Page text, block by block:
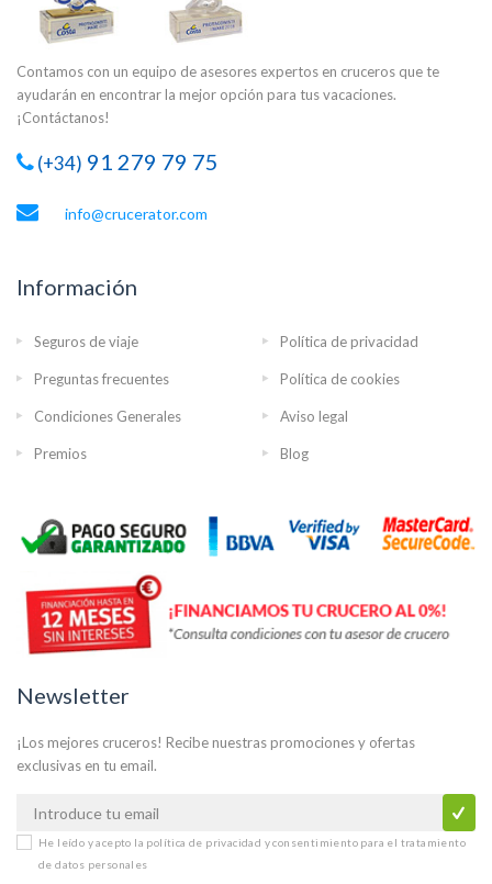
Contamos con un equipo de asesores expertos en cruceros que te
ayudarán en encontrar la mejor opción para tus vacaciones.
¡Contáctanos!
(+34) 91 279 79 75
info@crucerator.com
Información
Seguros de viaje Política de privacidad
Preguntas frecuentes Política de cookies
Condiciones Generales Aviso legal
Premios Blog
Newsletter
¡Los mejores cruceros! Recibe nuestras promociones y ofertas
exclusivas en tu email.
He leído y acepto la política de privacidad y consentimiento para el tratamiento
de datos personales